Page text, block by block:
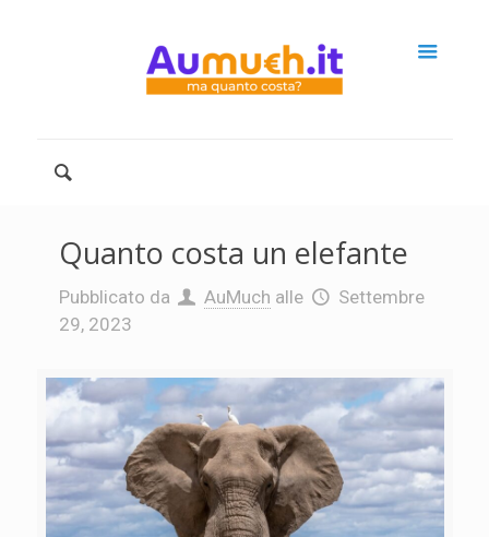
Quanto costa un elefante
Pubblicato da AuMuch alle
Settembre
29, 2023